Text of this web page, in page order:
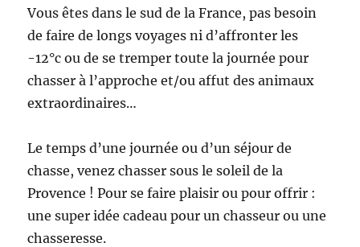
e
c
t
i
o
Vous êtes dans le sud de la France, pas besoin
de faire de longs voyages ni d’affronter les
-12°c ou de se tremper toute la journée pour
chasser à l’approche et/ou affut des animaux
extraordinaires…
Le temps d’une journée ou d’un séjour de
chasse, venez chasser sous le soleil de la
Provence ! Pour se faire plaisir ou pour offrir :
une super idée cadeau pour un chasseur ou une
chasseresse.